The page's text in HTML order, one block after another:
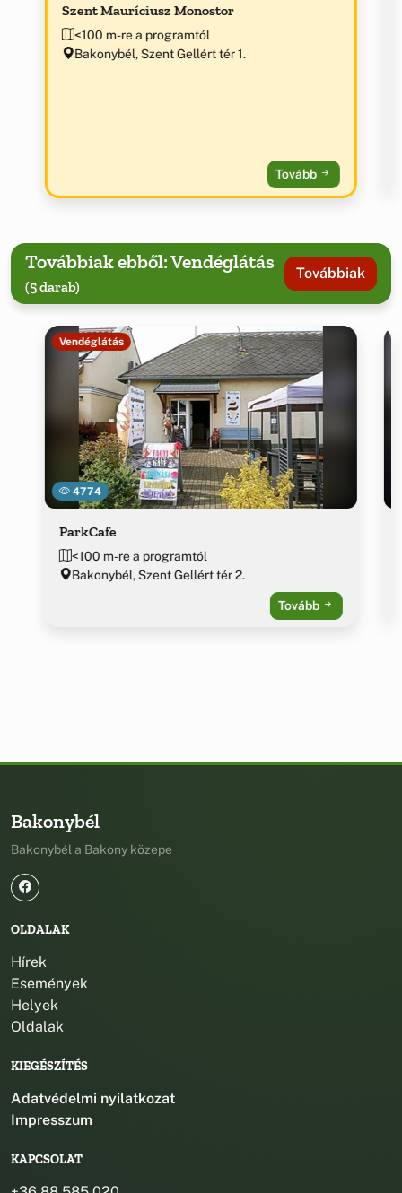
Szent Mauríciusz Monostor
<100 m-re a programtól
Bakonybél, Szent Gellért tér 1.
Tovább
Továbbiak ebből: Vendéglátás
(5 darab)
Továbbiak
4774
Vendéglátás
ParkCafe
<100 m-re a programtól
Bakonybél, Szent Gellért tér 2.
Tovább
Bakonybél
Bakonybél a Bakony közepe
OLDALAK
Hírek
Események
Helyek
Oldalak
KIEGÉSZÍTÉS
Adatvédelmi nyilatkozat
Impresszum
KAPCSOLAT